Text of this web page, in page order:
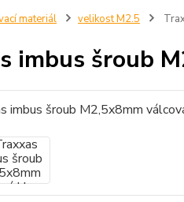
materiál velikost M2.5
imbus šroub